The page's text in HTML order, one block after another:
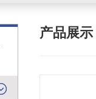
产品展示